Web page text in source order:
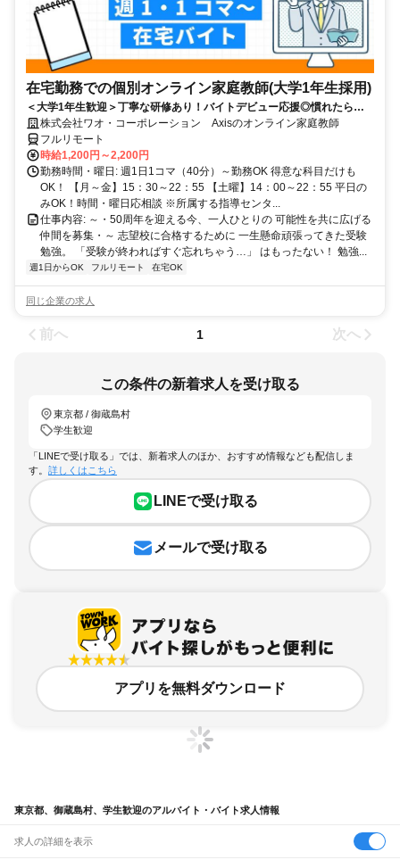
在宅勤務での個別オンライン家庭教師(大学1年生採用)
＜大学1年生歓迎＞丁寧な研修あり！バイトデビュー応援◎慣れたらお
家でラクラクのリモートバイト☆
株式会社ワオ・コーポレーション Axisのオンライン家庭教師
フルリモート
時給1,200円～2,200円
勤務時間・曜日: 週1日1コマ（40分）～勤務OK 得意な科目だけも
OK！ 【月～金】15：30～22：55 【土曜】14：00～22：55 平日の
みOK！時間・曜日応相談 ※所属する指導センタ...
仕事内容: ～・50周年を迎える今、一人ひとりの 可能性を共に広げる
仲間を募集・～ 志望校に合格するために 一生懸命頑張ってきた受験
勉強。 「受験が終わればすぐ忘れちゃう…」 はもったない！ 勉強...
週1日からOK フルリモート 在宅OK
同じ企業の求人
前へ 1 次へ
この条件の新着求人を受け取る
東京都 / 御蔵島村
学生歓迎
「LINEで受け取る」では、新着求人のほか、おすすめ情報なども配信しま
す。 詳しくはこちら
LINEで受け取る
メールで受け取る
アプリを無料ダウンロード
東京都、御蔵島村、学生歓迎のアルバイト・バイト求人情報
求人の詳細を表示